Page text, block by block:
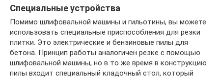
Специальные устройства
Помимо шлифовальной машины и гильотины, вы можете
использовать специальные приспособления для резки
плитки. Это электрические и бензиновые пилы для
бетона. Принцип работы аналогичен резке с помощью
шлифовальной машины, но в то же время в конструкцию
пилы входит специальный кладочный стол, который